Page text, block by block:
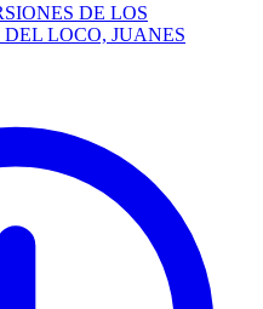
DE LOS
LOCO, JUANES